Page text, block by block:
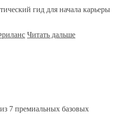
гид для начала карьеры
Читать дальше
7 премиальных базовых